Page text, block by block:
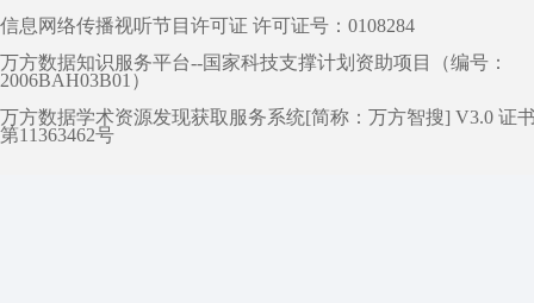
信息网络传播视听节目许可证 许可证号：0108284
万方数据知识服务平台--国家科技支撑计划资助项目（编号：
2006BAH03B01）
万方数据学术资源发现获取服务系统[简称：万方智搜] V3.0 证
第11363462号